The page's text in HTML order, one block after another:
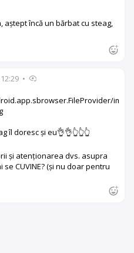
aștept încă un bărbat cu steag,
•
îl doresc și eu👌👌👆👆👆
și atenționarea dvs. asupra
CUVINE? (și nu doar pentru